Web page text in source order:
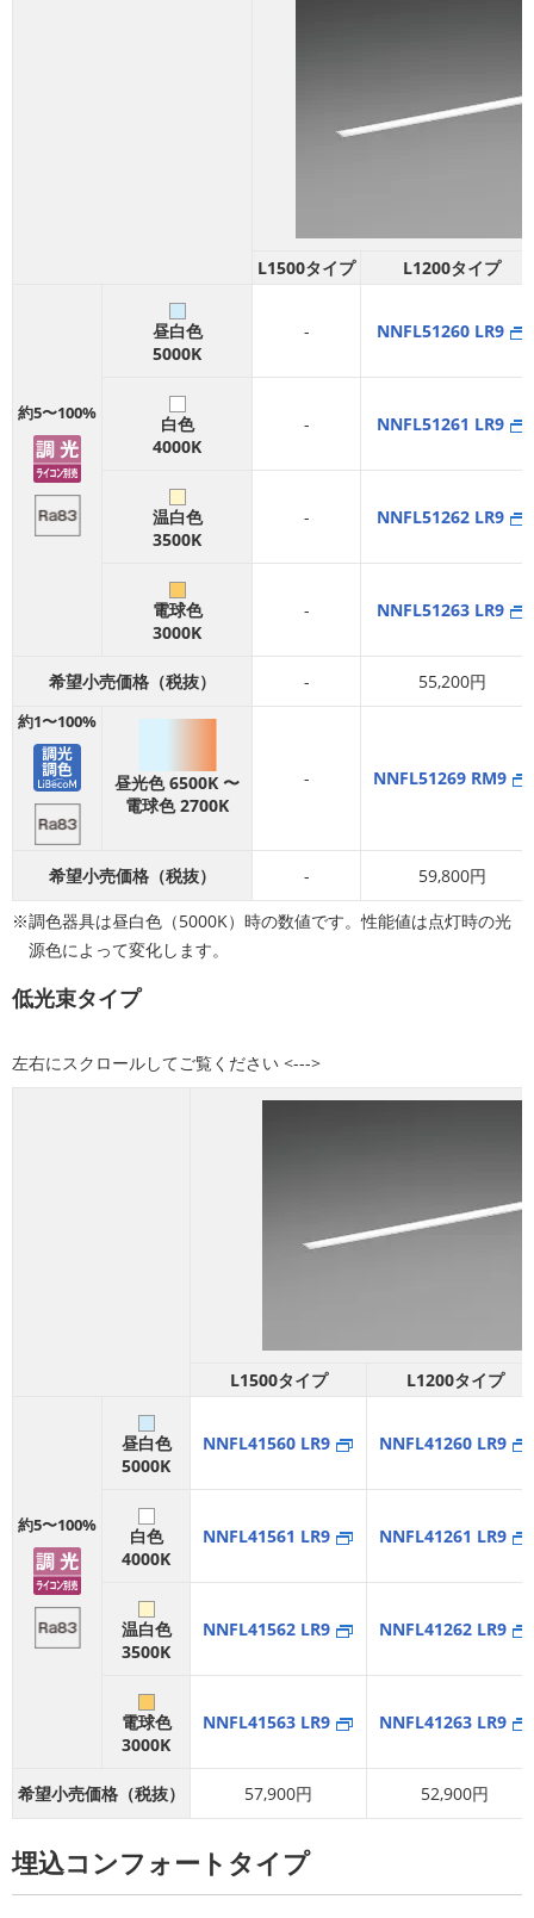
L1500タイプ L1200タイプ
約5〜100%
昼白色
5000K
- NNFL51260 LR9
白色
4000K
- NNFL51261 LR9
温白色
3500K
- NNFL51262 LR9
電球色
3000K
- NNFL51263 LR9
希望小売価格（税抜） - 55,200円
約1〜100%
昼光色 6500K 〜
電球色 2700K
- NNFL51269 RM9
希望小売価格（税抜） -
59,800円
調色器具は昼白色（5000K）時の数値です。性能値は点灯時の光
源色によって変化します。
低光束タイプ
L1500タイプ L1200タイプ
約5〜100%
昼白色
5000K
NNFL41560 LR9 NNFL41260 LR9
白色
4000K
NNFL41561 LR9 NNFL41261 LR9
温白色
3500K
NNFL41562 LR9 NNFL41262 LR9
電球色
3000K
NNFL41563 LR9 NNFL41263 LR9
希望小売価格（税抜） 57,900円 52,900円
埋込コンフォートタイプ